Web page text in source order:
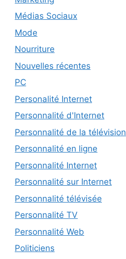
Médias Sociaux
Mode
Nourriture
Nouvelles récentes
PC
Personalité Internet
Personnalité d'Internet
Personnalité de la télévision
Personnalité en ligne
Personnalité Internet
Personnalité sur Internet
Personnalité télévisée
Personnalité TV
Personnalité Web
Politiciens